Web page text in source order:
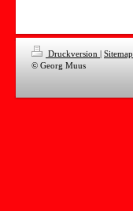
Druckversion | Sitemap
© Georg Muus